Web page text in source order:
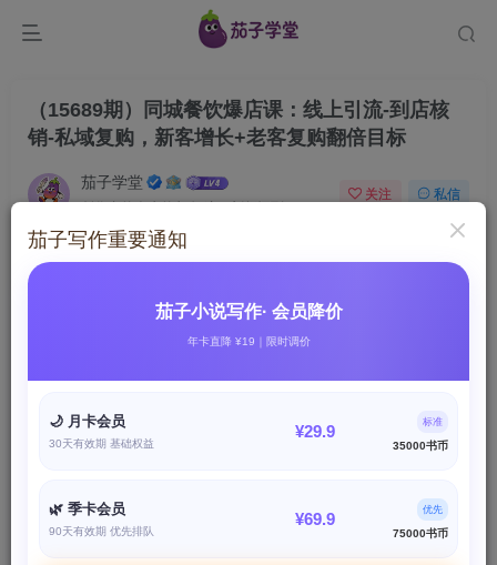
（15689期）同城餐饮爆店课：线上引流-到店核
销-私域复购，新客增长+老客复购翻倍目标
茄子学堂
关注 私信
1660
此内容为付费资源，请付费后查看
X币 9.9
茄子写作会员
您当前未登录！建议登陆后购买，可保存购买订单
茄子写作重要通知
茄子小说写作· 会员降价
年卡直降 ¥19｜限时调价
🌙 月卡会员
30天有效期 基础权益
¥29.9 标准
35000书币
🌿 季卡会员
90天有效期 优先排队
¥69.9 优先
75000书币